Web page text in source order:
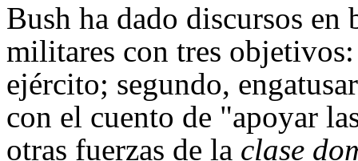
Bush ha dado discursos
militares con tres
ejército; segundo,
con el cuento de "apoyar
otras fuerzas de la clase